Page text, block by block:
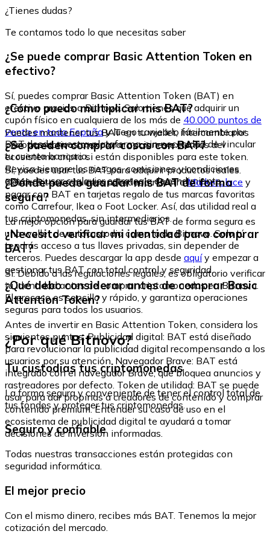
¿Tienes dudas?
Te contamos todo lo que necesitas saber
¿Se puede comprar Basic Attention Token en
efectivo?
Sí, puedes comprar Basic Attention Token (BAT) en
efectivo gracias a Bitnovo. Solo tienes que adquirir un
cupón físico en cualquiera de los más de 40.000 puntos de
venta en toda Españay luego canjearlo fácilmente por
BAT desde nuestra plataforma, sin necesidad de vincular
tu cuenta bancaria.
¿Cómo puedo multiplicar mis BAT?
Puedes mantener tus BAT en tu wallet, intercambiarlos
por otros activos o explorar opciones externas del
ecosistema cripto si están disponibles para este token.
Revisa siempre los riesgos, comisiones y condiciones
antes de usar cualquier estrategia de rendimiento.
¿Se pueden comprar cosas con BAT?
Sí, puedes usar tus BAT para adquirir productos reales.
Desde Bitnovo puedes acceder a nuestroMarketplace y
pagar con BAT en tarjetas regalo de tus marcas favoritas
como Carrefour, Ikea o Foot Locker. Así, das utilidad real a
tus criptomonedas, sin intermediarios.
¿Dónde puedo guardar mis BAT de forma
segura?
La mejor opción para guardar tus BAT de forma segura es
una wallet de autocustodia como la de Bitnovo. Solo tú
tendrás acceso a tus llaves privadas, sin depender de
terceros. Puedes descargar la app desde aquíy empezar a
gestionar tus BAT con total control y seguridad.
¿Necesito verificar mi identidad para comprar
BAT?
Sí. Debido a las regulaciones legales, es obligatorio verificar
tu identidad antes de comprar criptomonedas en Bitnovo.
El proceso es sencillo y rápido, y garantiza operaciones
seguras para todos los usuarios.
¿Qué debo considerar antes de comprar Basic
Attention Token?
Antes de invertir en Basic Attention Token, considera los
siguientes puntos: Publicidad digital: BAT está diseñado
para revolucionar la publicidad digital recompensando a los
usuarios por su atención. Navegador Brave: BAT está
integrado con el navegador Brave, que bloquea anuncios y
rastreadores por defecto. Token de utilidad: BAT se puede
usar para dar propinas a creadores de contenido y comprar
contenido premium. Entender su caso de uso en el
ecosistema de publicidad digital te ayudará a tomar
decisiones de inversión informadas.
¿Por qué Bitnovo?
Tu custodias tus criptomonedas
La forma segura y conveniente de tener el control total de
tus fondos y proteger tus criptomonedas.
Seguro y confiable
Todas nuestras transacciones están protegidas con
seguridad informática.
El mejor precio
Con el mismo dinero, recibes más BAT. Tenemos la mejor
cotización del mercado.